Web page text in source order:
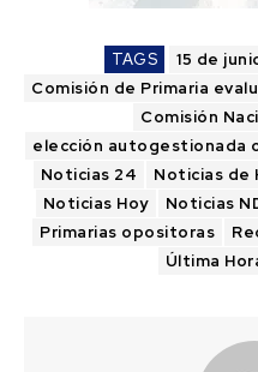
TAGS 15 de
Comisión de Primaria
Comisión
elección autogestionada
Noticias 24
Noticias de
Noticias Hoy
Noticias
Primarias opositoras
Última